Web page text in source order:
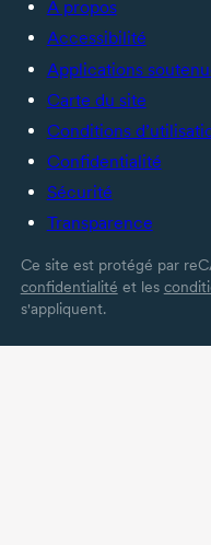
À propos
Accessibilité
Applications
Carte du site
Conditions
Confidentialité
Sécurité
Transparence
Ce site est protégé par
confidentialité et les
s'appliquent.